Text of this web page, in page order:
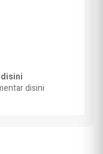
disini